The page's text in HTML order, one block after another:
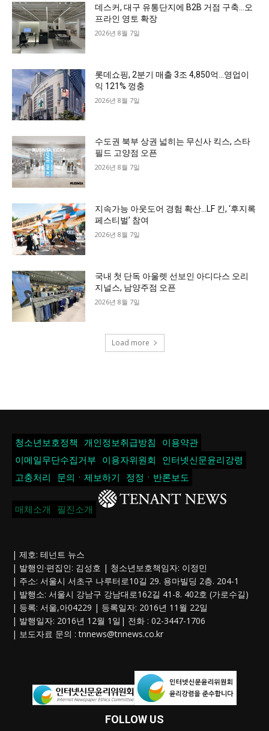
데스커, 대구 유통단지에 B2B 거점 구축…오
프라인 영토 확장
2026년 8월 7일
롯데쇼핑, 2분기 매출 3조 4,850억…영업이
익 121% 껑충
2026년 8월 7일
수도권 북부 상권 넓히는 무신사 킥스, 스타
필드 고양점 오픈
2026년 8월 7일
지속가능 아웃도어 경험 확산…LF 킨, ‘후지록
페스티벌’ 참여
2026년 8월 7일
국내 첫 단독 아울렛 선보인 아디다스 오리
지널스, 남양주점 오픈
2026년 8월 7일
Load more
청소년보호정책 개인정보취급방침
이용약관
이메일무단수집거부
이용자위원회
인터넷신문윤리강령
고충처리
문의ㆍ제보하기 정정ㆍ반론보도
매체소개 필진소개
| 제호: 테넌트 뉴스
| 발행인·편집인: 김성호 | 청소년보호책임자: 이정민
| 주소: 서울시 서초구 나루터로10길 29. 용마빌딩 2층. 204-1
| 발행소: 서울시 강남구 강남대로162길 41-8. 402호 (가로수길)
| 등록: 서울,아04229 | 등록일자: 2016년 11월 22일
| 발행일자: 2016년 12월 1일| 전화 : 02-3447-1706
| 보도자료 문의 :tnnews@tnnews.co.kr
FOLLOW US